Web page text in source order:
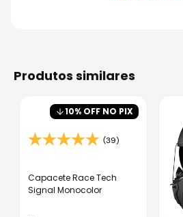
produtos similares
10% OFF NO PIX
(39)
Capacete Race Tech
Signal Monocolor